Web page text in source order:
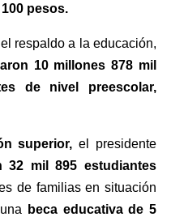
pesos.
respaldo a la educación,
10 millones 878 mil
de nivel preescolar,
superior, el presidente
32 mil 895 estudiantes
de familias en situación
beca educativa de 5